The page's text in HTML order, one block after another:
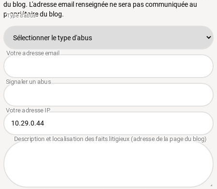
du blog. L'adresse email renseignée ne sera pas communiquée au
propriétaire du blog.